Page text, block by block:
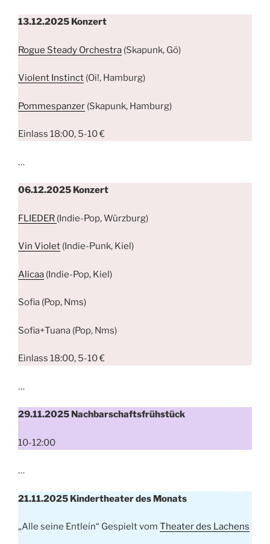
13.12.2025 Konzert
Rogue Steady Orchestra (Skapunk, Gö)
Violent Instinct (Oi!, Hamburg)
Pommespanzer (Skapunk, Hamburg)
Einlass 18:00, 5-10 €
…
06.12.2025 Konzert
FLIEDER (Indie-Pop, Würzburg)
Vin Violet (Indie-Punk, Kiel)
Alicaa (Indie-Pop, Kiel)
Sofia (Pop, Nms)
Sofia+Tuana (Pop, Nms)
Einlass 18:00, 5-10 €
…
29.11.2025 Nachbarschaftsfrühstück
10-12:00
…
21.11.2025 Kindertheater des Monats
„Alle seine Entlein“ Gespielt vom Theater des Lachens